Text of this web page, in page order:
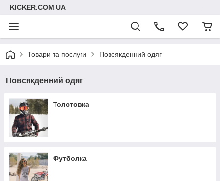
KICKER.COM.UA
Товари та послуги Повсякденний одяг
Повсякденний одяг
Толстовка
Футболка